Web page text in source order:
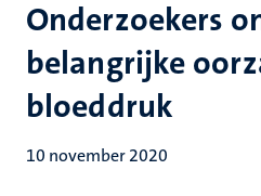
Onderzoekers
belangrijke
bloeddruk
10 november 2020